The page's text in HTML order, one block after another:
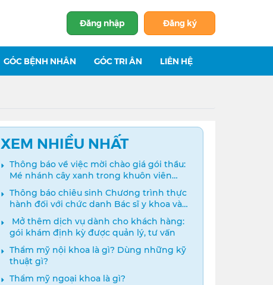
Đăng nhập Đăng ký
GÓC BỆNH NHÂN GÓC TRI ÂN LIÊN HỆ
XEM NHIỀU NHẤT
Thông báo về việc mời chào giá gói thầu:
Mé nhánh cây xanh trong khuôn viên
bệnh viện
Thông báo chiêu sinh Chương trình thực
hành đối với chức danh Bác sĩ y khoa và
Điều dưỡng năm 2024
️ Mở thêm dịch vụ dành cho khách hàng:
gói khám định kỳ được quản lý, tư vấn
Thẩm mỹ nội khoa là gì? Dùng những kỹ
thuật gì?
Thẩm mỹ ngoại khoa là gì?